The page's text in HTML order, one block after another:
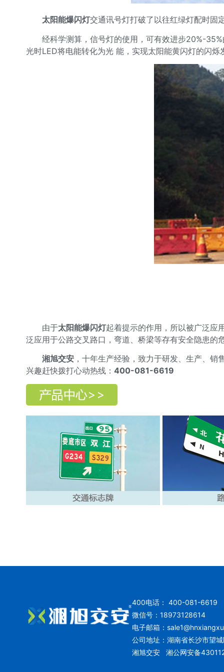
太阳能爆闪灯交通讯号灯打破了以往红绿灯配时固
经科学测算，信号灯的使用，可有效进步20%-
光时LED将电能转化为光 能，实现太阳能黄闪灯的闪
由于太阳能爆闪灯起着提示的作用，所以被广泛应
泛应用于公路交叉路口，弯道、桥梁等存有安全隐患
湘旭交安 ，十年生产经验，致力于研发、生产、
兴趣赶快拨打心动热线： 400-081-6619
400电话： 400-081-6619
微信号：18973128614
电子邮箱：
公司地址：湖南省长沙市望
湘旭交安 湘公网安备